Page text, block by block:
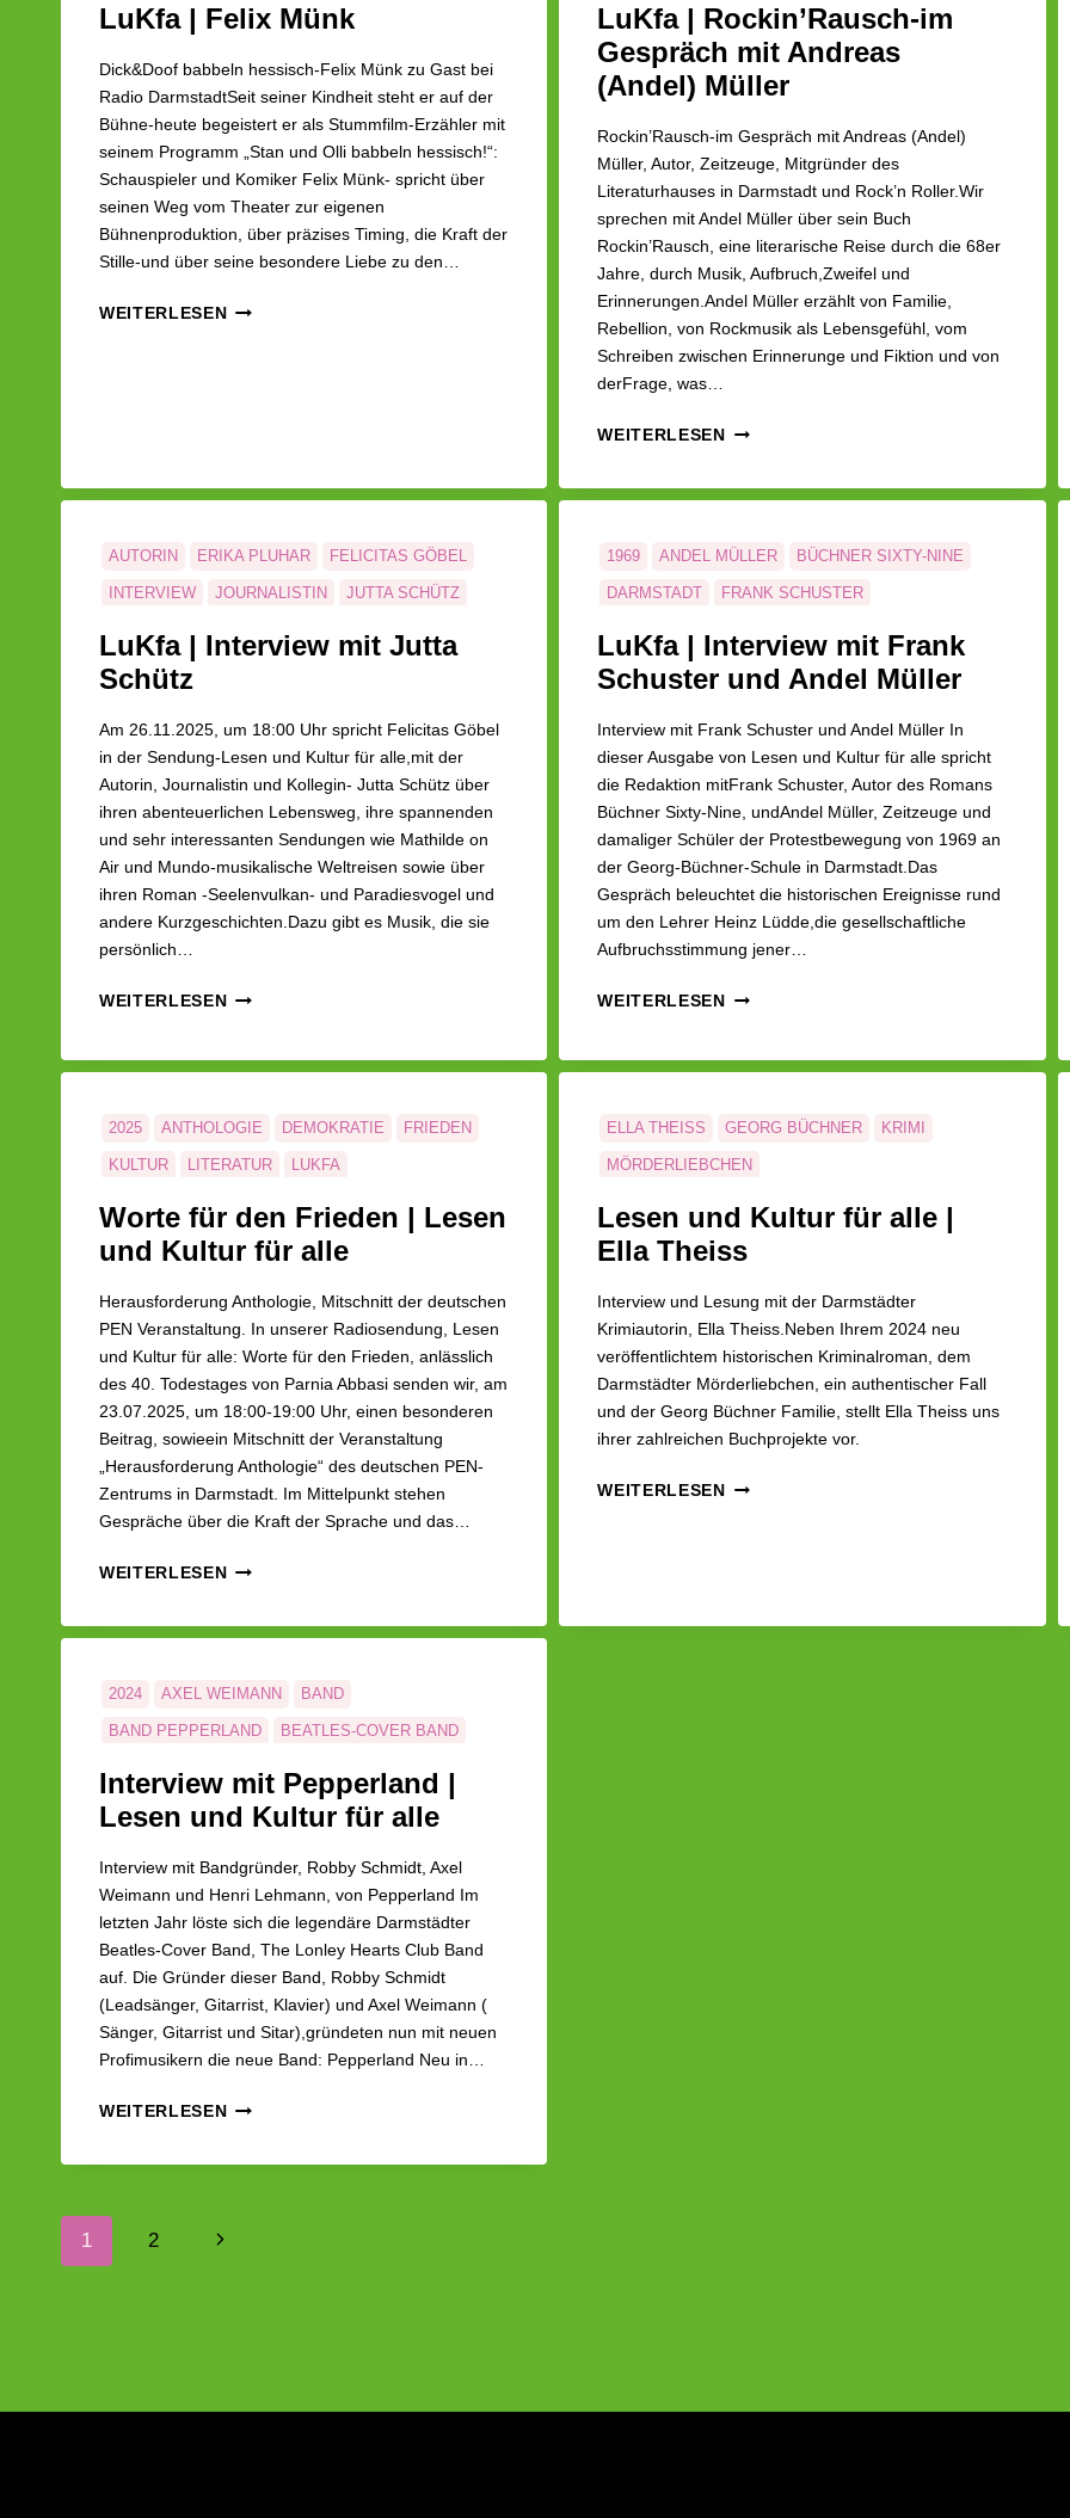
LuKfa | Felix Münk
Dick&Doof babbeln hessisch-Felix Münk zu Gast bei
Radio DarmstadtSeit seiner Kindheit steht er auf der
Bühne-heute begeistert er als Stummfilm-Erzähler mit
seinem Programm „Stan und Olli babbeln hessisch!“:
Schauspieler und Komiker Felix Münk- spricht über
seinen Weg vom Theater zur eigenen
Bühnenproduktion, über präzises Timing, die Kraft der
Stille-und über seine besondere Liebe zu den…
WEITERLESENLUKFA
ROCKIN'RAUSCH ZEITZEUGE
LuKfa | Rockin’Rausch-im
Gespräch mit Andreas
(Andel) Müller
Rockin’Rausch-im Gespräch mit Andreas (Andel)
Müller, Autor, Zeitzeuge, Mitgründer des
Literaturhauses in Darmstadt und Rock’n Roller.Wir
sprechen mit Andel Müller über sein Buch
Rockin’Rausch, eine literarische Reise durch die 68er
Jahre, durch Musik, Aufbruch,Zweifel und
Erinnerungen.Andel Müller erzählt von Familie,
Rebellion, von Rockmusik als Lebensgefühl, vom
Schreiben zwischen Erinnerunge und Fiktion und von
derFrage, was…
WEITERLESENLUKFA
IM
MIT
AUTORIN ERIKA PLUHAR FELICITAS GÖBEL
INTERVIEW JOURNALISTIN JUTTA SCHÜTZ
LESEN UND KULTUR FÜR ALLE
PARADIESVOGEL ROMAN SEELENVULKAN
THE KINKS
LuKfa | Interview mit Jutta
Schütz
Am 26.11.2025, um 18:00 Uhr spricht Felicitas Göbel
in der Sendung-Lesen und Kultur für alle,mit der
Autorin, Journalistin und Kollegin- Jutta Schütz über
ihren abenteuerlichen Lebensweg, ihre spannenden
und sehr interessanten Sendungen wie Mathilde on
Air und Mundo-musikalische Weltreisen sowie über
ihren Roman -Seelenvulkan- und Paradiesvogel und
andere Kurzgeschichten.Dazu gibt es Musik, die sie
persönlich…
WEITERLESENLUKFA
MIT
SCHÜTZ
1969 ANDEL MÜLLER BÜCHNER SIXTY-NINE
DARMSTADT FRANK SCHUSTER
HISTORISCH PROTESTBEWEGUNG
LuKfa | Interview mit Frank
Schuster und Andel Müller
Interview mit Frank Schuster und Andel Müller In
dieser Ausgabe von Lesen und Kultur für alle spricht
die Redaktion mitFrank Schuster, Autor des Romans
Büchner Sixty-Nine, undAndel Müller, Zeitzeuge und
damaliger Schüler der Protestbewegung von 1969 an
der Georg-Büchner-Schule in Darmstadt.Das
Gespräch beleuchtet die historischen Ereignisse rund
um den Lehrer Heinz Lüdde,die gesellschaftliche
Aufbruchsstimmung jener…
WEITERLESENLUKFA
MIT
SCHUSTER
ANDEL
2025 ANTHOLOGIE DEMOKRATIE FRIEDEN
KULTUR LITERATUR LUKFA
RADIOSENDUNG
Worte für den Frieden | Lesen
und Kultur für alle
Herausforderung Anthologie, Mitschnitt der deutschen
PEN Veranstaltung. In unserer Radiosendung, Lesen
und Kultur für alle: Worte für den Frieden, anlässlich
des 40. Todestages von Parnia Abbasi senden wir, am
23.07.2025, um 18:00-19:00 Uhr, einen besonderen
Beitrag, sowieein Mitschnitt der Veranstaltung
„Herausforderung Anthologie“ des deutschen PEN-
Zentrums in Darmstadt. Im Mittelpunkt stehen
Gespräche über die Kraft der Sprache und das…
WEITERLESENWORTE
FRIEDEN
LESEN
ALLE
ELLA THEISS GEORG BÜCHNER KRIMI
MÖRDERLIEBCHEN
Lesen und Kultur für alle |
Ella Theiss
Interview und Lesung mit der Darmstädter
Krimiautorin, Ella Theiss.Neben Ihrem 2024 neu
veröffentlichtem historischen Kriminalroman, dem
Darmstädter Mörderliebchen, ein authentischer Fall
und der Georg Büchner Familie, stellt Ella Theiss uns
ihrer zahlreichen Buchprojekte vor.
WEITERLESENLESEN
2024 AXEL WEIMANN BAND
BAND PEPPERLAND BEATLES-COVER BAND
LESEN UND KULTUR FÜR ALLE
ROBBY SCHMIDT
Interview mit Pepperland |
Lesen und Kultur für alle
Interview mit Bandgründer, Robby Schmidt, Axel
Weimann und Henri Lehmann, von Pepperland Im
letzten Jahr löste sich die legendäre Darmstädter
Beatles-Cover Band, The Lonley Hearts Club Band
auf. Die Gründer dieser Band, Robby Schmidt
(Leadsänger, Gitarrist, Klavier) und Axel Weimann (
Sänger, Gitarrist und Sitar),gründeten nun mit neuen
Profimusikern die neue Band: Pepperland Neu in…
WEITERLESENINTERVIEW
Seitennavigation
1 2
Nächste